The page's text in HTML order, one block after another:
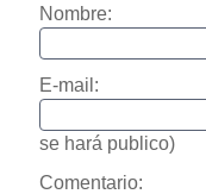
Nombre:
E-mail:
se hará publico)
Comentario: